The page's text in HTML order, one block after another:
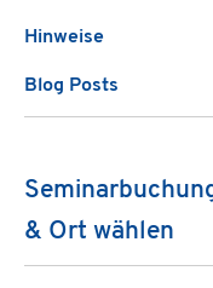
Hinweise
Blog Posts
& Ort wählen